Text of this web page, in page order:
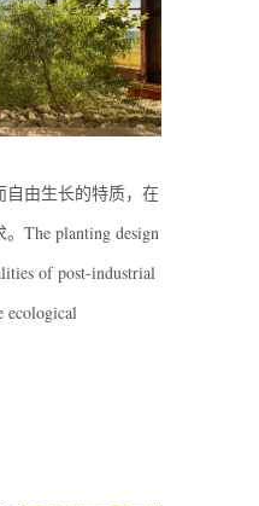
由生长的特质，在
The planting design
of post-industrial
ecological